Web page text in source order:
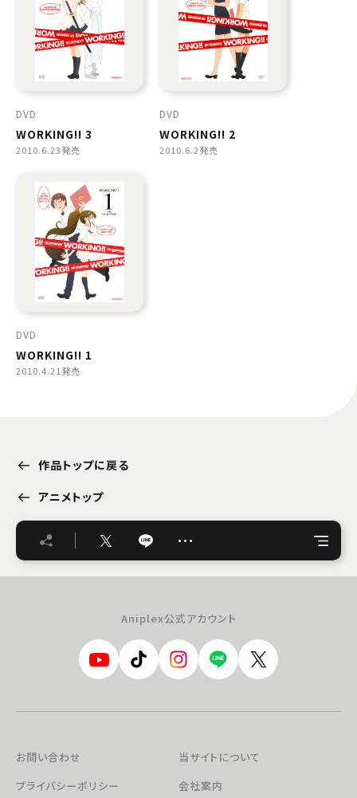
DVD
WORKING!! 3
2010.6.23発売
DVD
WORKING!! 2
2010.6.2発売
DVD
WORKING!! 1
2010.4.21発売
作品トップに戻る
アニメトップ
…
Aniplex公式アカウント
お問い合わせ
当サイトについて
プライバシーポリシー
会社案内